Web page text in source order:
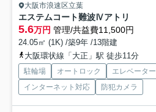
大阪市浪速区立葉
エステムコート難波Ⅳアトリ
5.6万円 管理/共益費11,500円
24.05㎡ (1K) /築9年 /13階建
大阪環状線「大正」駅 徒歩11分
駐輪場 オートロック エレベーター
インターネット対応
防犯カメラ